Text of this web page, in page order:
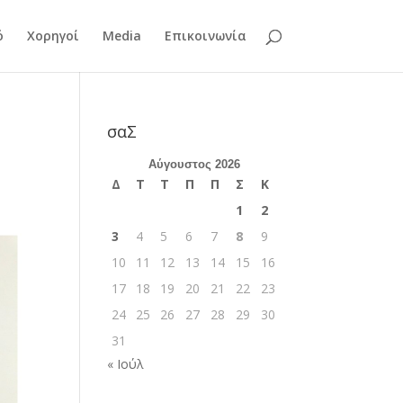
Χορηγοί Media Επικοινωνία
σαΣ
Αύγουστος 2026
Δ Τ Τ Π Π Σ
Κ
1
2
3
4 5 6 7 8
9
10
11 12 13 14 15
16
17
18 19 20 21 22
23
24
25 26 27 28 29
30
31
« Ιούλ